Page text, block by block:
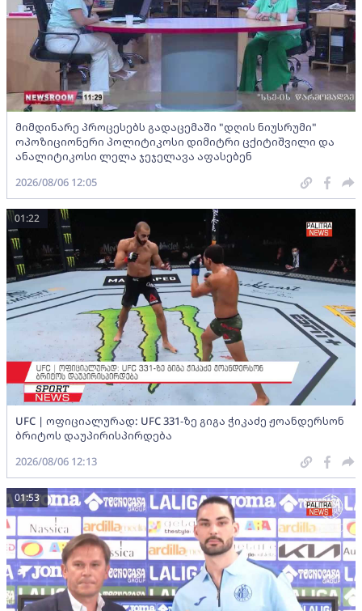
მიმდინარე პროცესებს გადაცემაში "დღის ნიუსრუმი"
ოპოზიციონერი პოლიტიკოსი დიმიტრი ცქიტიშვილი და
ანალიტიკოსი ლელა ჯეჯელავა აფასებენ
2026/08/06 12:05
UFC | ოფიციალურად: UFC 331-ზე გიგა ჭიკაძე ჟოანდერსონ
ბრიტოს დაუპირისპირდება
01:22
2026/08/06 12:13
01:53